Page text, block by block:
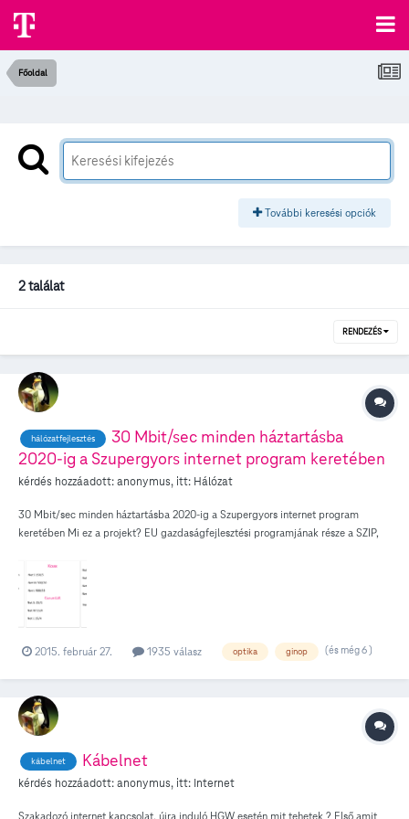
Főoldal
További keresési opciók
2 találat
RENDEZÉS
hálózatfejlesztés
30 Mbit/sec minden háztartásba
2020-ig a Szupergyors internet program keretében
kérdés hozzáadott:anonymus, itt: Hálózat
30 Mbit/sec minden háztartásba 2020-ig a Szupergyors internet program
keretében Mi ez a projekt? EU gazdaságfejlesztési programjának része a SZIP,
Mbit/sec sebességű internet 2020. Szeptember 30. Miből áll ez a projekt? Több
szegmense van az egész történetnek. Alapvetően minden szolgáltató minden
évben valamennyire terjeszkedni szokott, anyagi lehetőségektől függően...
Ehhez az állam is hozzáadott egy hazai forrást (Pest megye), illeve EU-s források
is rendelkezésre állnak a projekthez (országszerte). Mivel Pest megye túlságosan
fejlett, így oda nem adhattunk be EU-s forrásigényt, ezért volt szükség hazai
forrásokra. A Magyar Telekom európai uniós forrásokat nyert el vezetékes
szélessáv-fejlesztésre a GINOP 3.4.1-2015 keretében A Magyar Kormány az
Európai Unióval kötött Partnerségi Megállapodás alapján, a GINOP 3. prioritás
keretében megjelentette a GINOP 3.4.1-2015 számú, Újgenerációs NGA és
felhordó hálózatok fejlesztése című pályázati felhívást. Ennek célja a kevésbé
fejlett régiókban az újgenerációs szélessávú (NGA) hozzáférési hálózattal el nem
ért igényhelyek lefedése annak érdekében, hogy az infokommunikációs
2015. február 27. 1935 válasz optika ginop (és még 6 )
kábelnet Kábelnet
kérdés hozzáadott:anonymus, itt: Internet
Szakadozó internet kapcsolat, újra induló HGW esetén mit tehetek ? Első amit